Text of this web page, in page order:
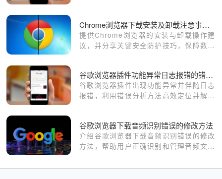
Chrome浏览器下载安装及卸载注意事项及安全防护措施
提供Chrome浏览器的安装与卸载操作建
议，并分享关键安全防护技巧，保障数据
谷歌浏览器插件功能异常日志报错的错误分析方法
谷歌浏览器插件出现功能异常并伴随日志
报错，利用错误分析方法高效定位并解决
谷歌浏览器下载音频识别错误的修改方法
介绍谷歌浏览器下载音频识别错误的修改
方法，帮助用户正确识别和管理音频文件